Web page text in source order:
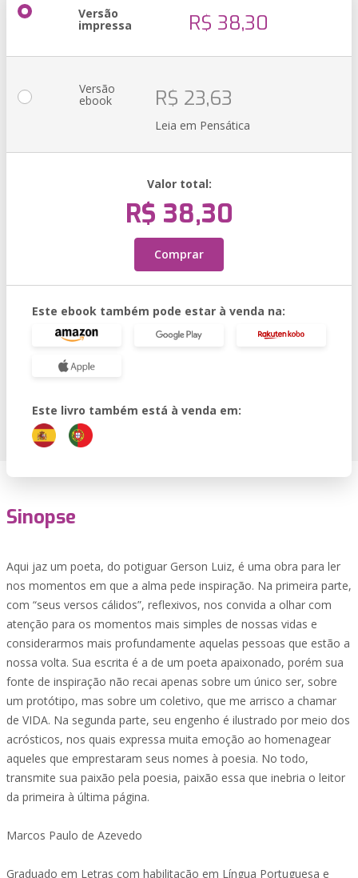
Versão
impressa R$ 38,30
Versão
ebook R$ 23,63
Leia em Pensática
Valor total:
R$ 38,30
Comprar
Este ebook também pode estar à venda na:
Este livro também está à venda em:
Sinopse
Aqui jaz um poeta, do potiguar Gerson Luiz, é uma obra para ler
nos momentos em que a alma pede inspiração. Na primeira parte,
com “seus versos cálidos”, reflexivos, nos convida a olhar com
atenção para os momentos mais simples de nossas vidas e
considerarmos mais profundamente aquelas pessoas que estão a
nossa volta. Sua escrita é a de um poeta apaixonado, porém sua
fonte de inspiração não recai apenas sobre um único ser, sobre
um protótipo, mas sobre um coletivo, que me arrisco a chamar
de VIDA. Na segunda parte, seu engenho é ilustrado por meio dos
acrósticos, nos quais expressa muita emoção ao homenagear
aqueles que emprestaram seus nomes à poesia. No todo,
transmite sua paixão pela poesia, paixão essa que inebria o leitor
da primeira à última página.
Marcos Paulo de Azevedo
Graduado em Letras com habilitação em Língua Portuguesa e